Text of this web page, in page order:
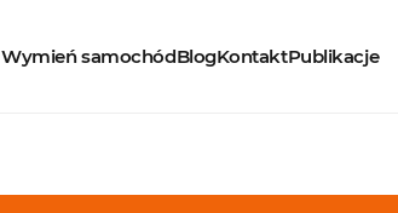
Wymień samochódBlogKontaktPublikacje